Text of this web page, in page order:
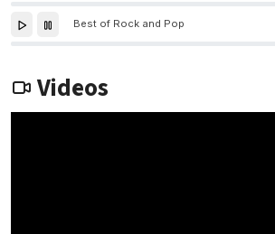
Best of Rock and Pop
Videos